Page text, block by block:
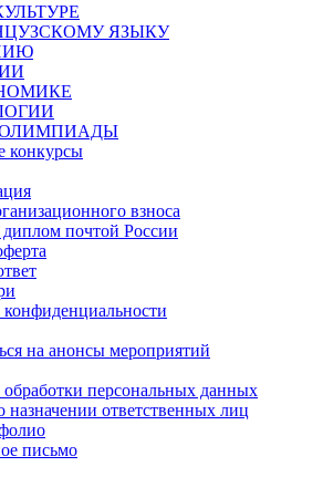
ЯЗЫКУ
ОЛИМПИАДЫ
конкурсы
взноса
почтой России
на анонсы мероприятий
персональных данных
назначении ответственных лиц
письмо